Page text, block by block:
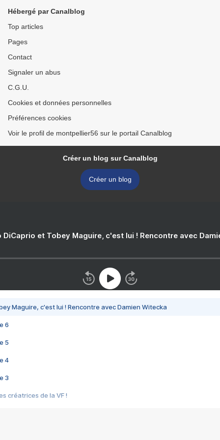
Hébergé par Canalblog
Top articles
Pages
Contact
Signaler un abus
C.G.U.
Cookies et données personnelles
Préférences cookies
Voir le profil de montpellier56 sur le portail Canalblog
Créer un blog sur Canalblog
Créer un blog
DiCaprio et Tobey Maguire, c'est lui ! Rencontre avec
Maguire, c'est lui ! Rencontre avec Damien Witecka
6
5
4
3
créatrices de la VF !